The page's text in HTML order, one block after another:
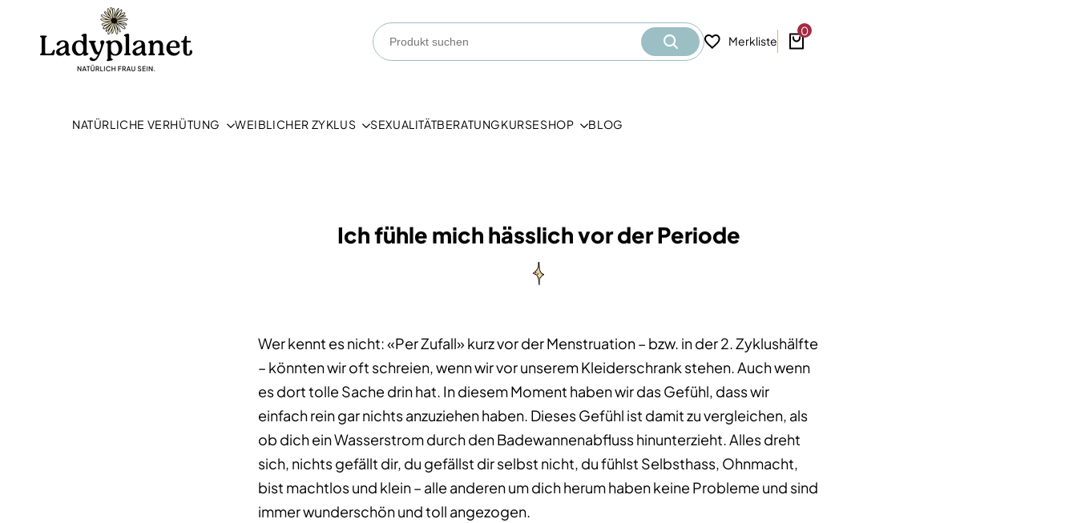
Inhalt
Merkliste
0
NATÜRLICHE VERHÜTUNG WEIBLICHER ZYKLUS SEXUALITÄTBERATUNGKURSESHOP BLOG
Ich fühle mich hässlich vor der Periode
Wer kennt es nicht: «Per Zufall» kurz vor der Menstruation – bzw. in der 2. Zyklushälfte
– könnten wir oft schreien, wenn wir vor unserem Kleiderschrank stehen. Auch wenn
es dort tolle Sache drin hat. In diesem Moment haben wir das Gefühl, dass wir
einfach rein gar nichts anzuziehen haben. Dieses Gefühl ist damit zu vergleichen, als
ob dich ein Wasserstrom durch den Badewannenabfluss hinunterzieht. Alles dreht
sich, nichts gefällt dir, du gefällst dir selbst nicht, du fühlst Selbsthass, Ohnmacht,
bist machtlos und klein – alle anderen um dich herum haben keine Probleme und sind
immer wunderschön und toll angezogen.